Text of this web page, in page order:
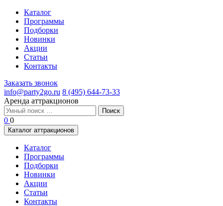
Каталог
Программы
Подборки
Новинки
Акции
Статьи
Контакты
Заказать звонок
info@party2go.ru 8 (495) 644-73-33
Аренда аттракционов
Найти:
0 0
Каталог аттракционов
Каталог
Программы
Подборки
Новинки
Акции
Статьи
Контакты